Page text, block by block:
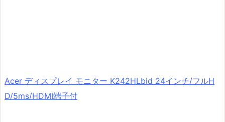
Acer ディスプレイ モニター K242HLbid 24インチ/フルH
D/5ms/HDMI端子付